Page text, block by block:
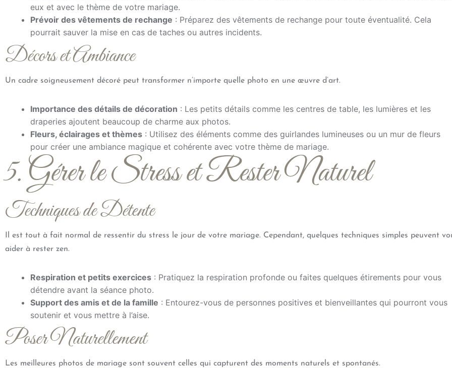
eux et avec le thème de votre mariage.
Prévoir des vêtements de rechange : Préparez des vêtements de rechange pour toute éventualité. Cela
pourrait sauver la mise en cas de taches ou autres incidents.
Décors et Ambiance
Un cadre soigneusement décoré peut transformer n’importe quelle photo en une œuvre d’art.
Importance des détails de décoration : Les petits détails comme les centres de table, les lumières et les
draperies ajoutent beaucoup de charme aux photos.
Fleurs, éclairages et thèmes : Utilisez des éléments comme des guirlandes lumineuses ou un mur de fleurs
pour créer une ambiance magique et cohérente avec votre thème de mariage.
5. Gérer le Stress et Rester Naturel
Techniques de Détente
Il est tout à fait normal de ressentir du stress le jour de votre mariage. Cependant, quelques techniques simples peuvent
aider à rester zen.
Respiration et petits exercices : Pratiquez la respiration profonde ou faites quelques étirements pour vous
détendre avant la séance photo.
Support des amis et de la famille : Entourez-vous de personnes positives et bienveillantes qui pourront vous
soutenir et vous mettre à l’aise.
Poser Naturellement
Les meilleures photos de mariage sont souvent celles qui capturent des moments naturels et spontanés.